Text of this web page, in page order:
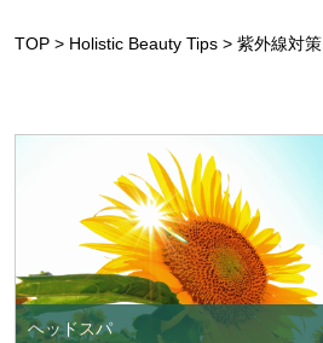
TOP > Holistic Beauty Tips > 紫外線対策
ヘッドスパ